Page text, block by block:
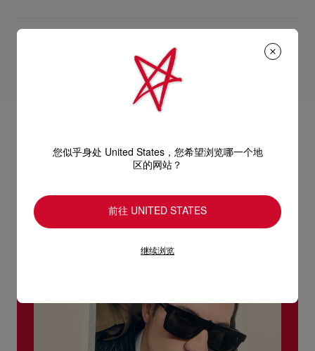
金属镜圈凸显出醋酸纤维前框的优雅，棕叶饰网为镜腿添增了一
艺术装饰的灵感让眼镜完美融合经典精致与现代风格，是欣赏美
好人生且勇于大胆张扬个性人士的理想选择。
- 镜腿长度：135 毫米
阅读更多
UPS特快专递：费用为15英镑，1至3个工作天内送货（限下午4
包裹于星期一至五派送，必须签收。
估计送货时间由发货日期起计算。
送货日期起计30天内可以免费退换。
换货视乎产品库存而定，请联系客户服务专员。
浏览退货政策。您似乎身处 United States，您希望浏览哪一个地
区的网站？
前往 UNITED STATES
继续浏览